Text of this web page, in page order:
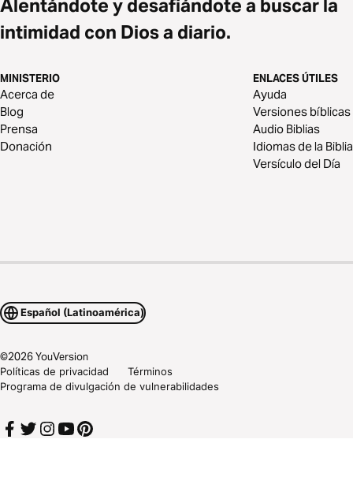
Alentándote y desafiándote a buscar la
intimidad con Dios a diario.
MINISTERIO
Acerca de
Blog
Prensa
Donación
ENLACES ÚTILES
Ayuda
Versiones bíblicas
Audio Biblias
Idiomas de la Biblia
Versículo del Día
Español (Latinoamérica)
©2026YouVersion
Políticas de privacidad
Términos
Programa de divulgación de vulnerabilidades